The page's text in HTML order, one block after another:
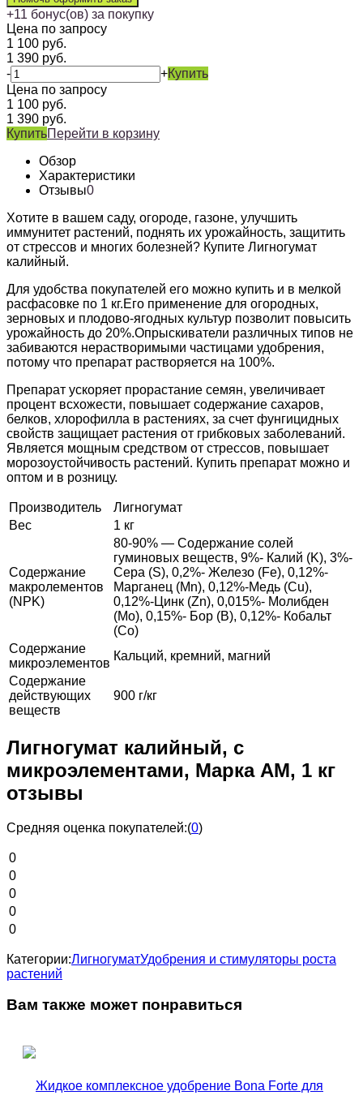
+11 бонус(ов) за покупку
Цена по запросу
1 100 руб.
1 390 руб.
-
+Купить
Цена по запросу
1 100 руб.
1 390 руб.
КупитьПерейти в корзину
Обзор
Характеристики
Отзывы0
Хотите в вашем саду, огороде, газоне, улучшить
иммунитет растений, поднять их урожайность, защитить
от стрессов и многих болезней? Купите Лигногумат
калийный.
Для удобства покупателей его можно купить и в мелкой
расфасовке по 1 кг.Его применение для огородных,
зерновых и плодово-ягодных культур позволит повысить
урожайность до 20%.Опрыскиватели различных типов не
забиваются нерастворимыми частицами удобрения,
потому что препарат растворяется на 100%.
Препарат ускоряет прорастание семян, увеличивает
процент всхожести, повышает содержание сахаров,
белков, хлорофилла в растениях, за счет фунгицидных
свойств защищает растения от грибковых заболеваний.
Является мощным средством от стрессов, повышает
морозоустойчивость растений. Купить препарат можно и
оптом и в розницу.
Производитель
Лигногумат
Вес
1 кг
Содержание
макролементов
(NPK)
80-90% ― Содержание солей
гуминовых веществ, 9%- Калий (K), 3%-
Сера (S), 0,2%- Железо (Fe), 0,12%-
Марганец (Mn), 0,12%-Медь (Cu),
0,12%-Цинк (Zn), 0,015%- Молибден
(Mo), 0,15%- Бор (В), 0,12%- Кобальт
(Со)
Содержание
микроэлементов
Кальций, кремний, магний
Содержание
действующих
веществ
900 г/кг
Лигногумат калийный, с
микроэлементами, Марка АМ, 1 кг
отзывы
Средняя оценка покупателей:(0)
0
0
0
0
0
Категории:ЛигногуматУдобрения и стимуляторы роста
растений
Вам также может понравиться